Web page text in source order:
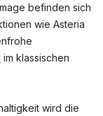
befinden sich
wie Asteria
im klassischen
wird die